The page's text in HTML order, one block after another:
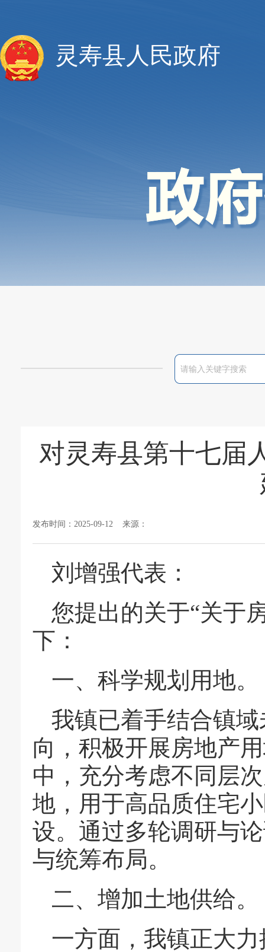
灵寿县人民政府
对灵寿县第十七届
发布时间：2025-09-12 来源：
刘增强代表：
您提出的关于“关于
下：
一、科学规划用地。
我镇已着手结合镇
向，积极开展房地产
中，充分考虑不同层
地，用于高品质住宅
设。通过多轮调研与
与统筹布局。
二、增加土地供给。
一方面，我镇正大